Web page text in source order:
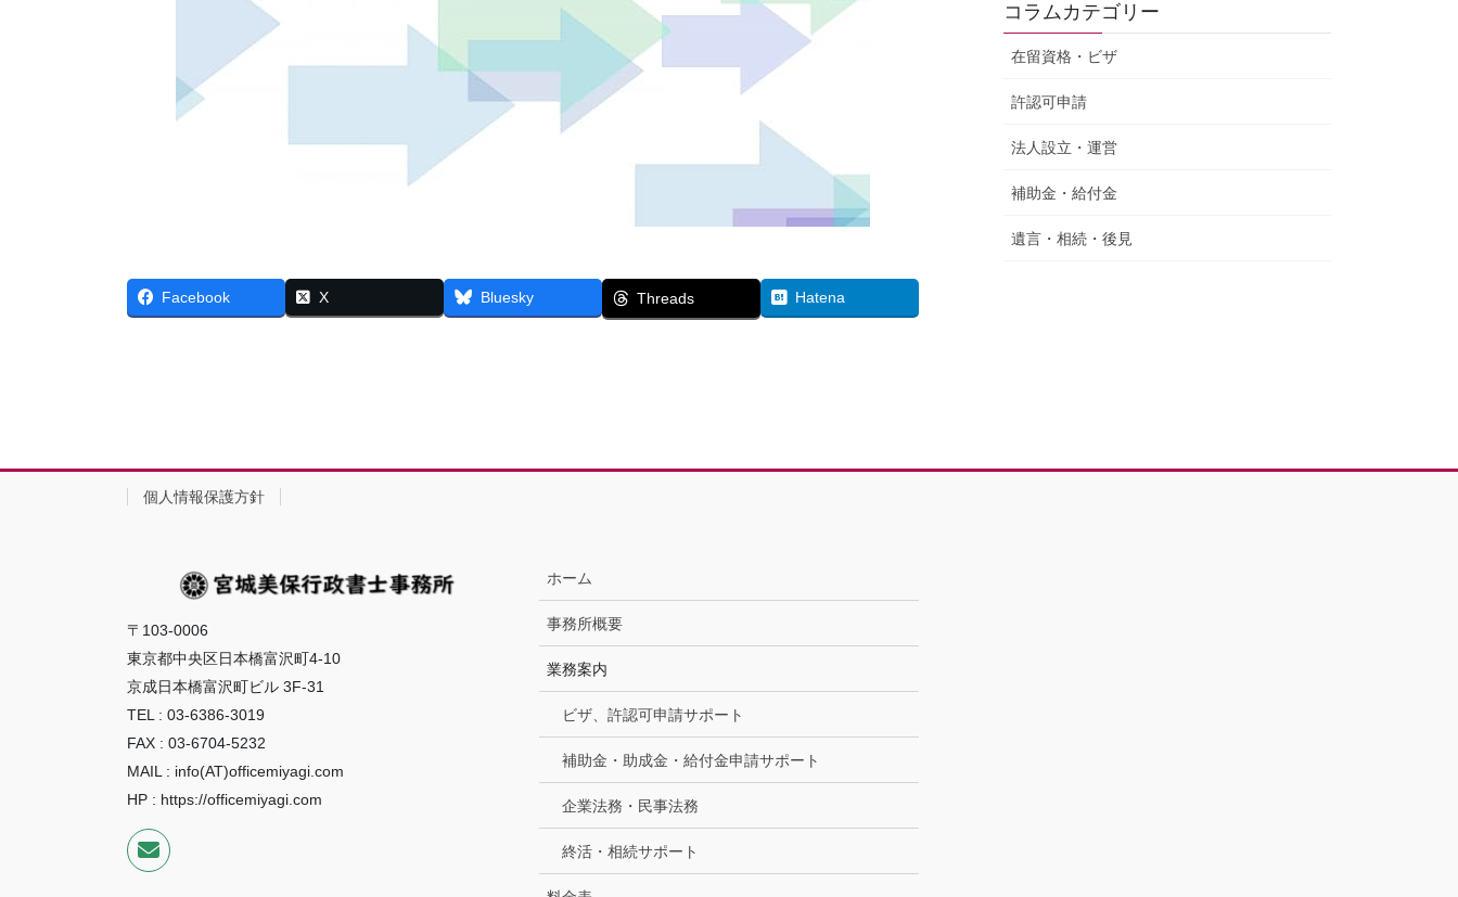
Facebook X Bluesky Threads Hatena
コラムカテゴリー
在留資格・ビザ
許認可申請
法人設立・運営
補助金・給付金
遺言・相続・後見
個人情報保護方針
〒103-0006
東京都中央区日本橋富沢町4-10
京成日本橋富沢町ビル 3F-31
TEL : 03-6386-3019
FAX : 03-6704-5232
MAIL : info(AT)officemiyagi.com
HP : https://officemiyagi.com
ホーム
事務所概要
業務案内
ビザ、許認可申請サポート
補助金・助成金・給付金申請サポート
企業法務・民事法務
終活・相続サポート